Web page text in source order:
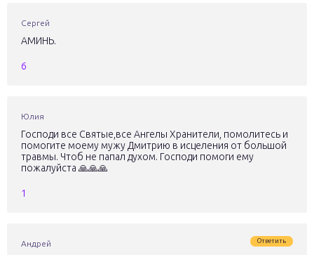
Сергей
АМИНЬ.
6
Юлия
Господи все Святые,все Ангелы Хранители, помолитесь и
помогите моему мужу Дмитрию в исцеления от большой
травмы. Чтоб не папал духом. Господи помоги ему
пожалуйста 🙏🙏🙏
1
Андрей Ответить